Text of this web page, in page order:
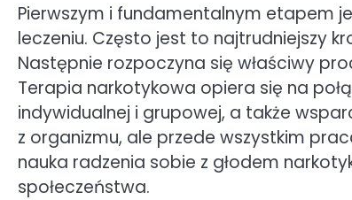
Pierwszym i fundamentalnym etapem
leczeniu. Często jest to najtrudniejszy
Następnie rozpoczyna się właściwy
Terapia narkotykowa opiera się na
indywidualnej i grupowej, a także
z organizmu, ale przede wszystkim
nauka radzenia sobie z głodem
społeczeństwa.